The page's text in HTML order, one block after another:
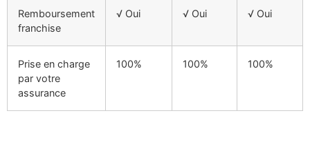
Remboursement
franchise
√ Oui √ Oui √ Oui
Prise en charge
par votre
assurance
100% 100% 100%